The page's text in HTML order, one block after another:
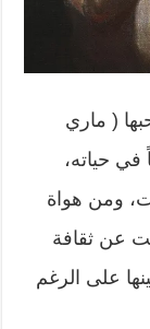
( ماري
حياته،
ومن هواة
عن ثقافة
على الرغم